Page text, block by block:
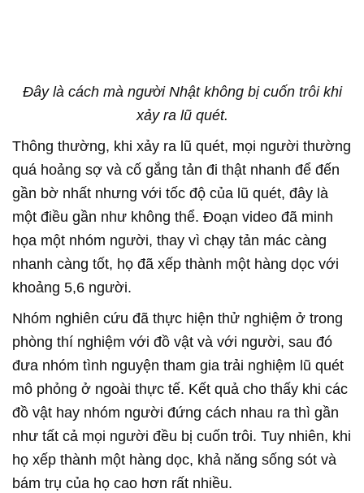
Đây là cách mà người Nhật không bị cuốn trôi khi
xảy ra lũ quét.
Thông thường, khi xảy ra lũ quét, mọi người thường
quá hoảng sợ và cố gắng tản đi thật nhanh để đến
gần bờ nhất nhưng với tốc độ của lũ quét, đây là
một điều gần như không thể. Đoạn video đã minh
họa một nhóm người, thay vì chạy tản mác càng
nhanh càng tốt, họ đã xếp thành một hàng dọc với
khoảng 5,6 người.
Nhóm nghiên cứu đã thực hiện thử nghiệm ở trong
phòng thí nghiệm với đồ vật và với người, sau đó
đưa nhóm tình nguyện tham gia trải nghiệm lũ quét
mô phỏng ở ngoài thực tế. Kết quả cho thấy khi các
đồ vật hay nhóm người đứng cách nhau ra thì gần
như tất cả mọi người đều bị cuốn trôi. Tuy nhiên, khi
họ xếp thành một hàng dọc, khả năng sống sót và
bám trụ của họ cao hơn rất nhiều.